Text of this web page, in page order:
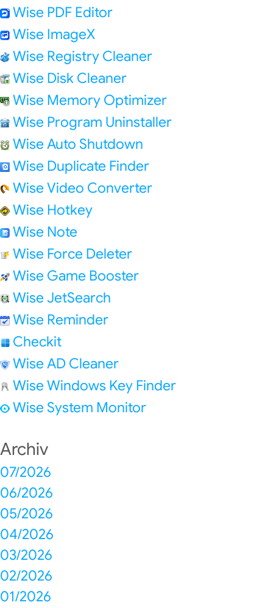
Wise PDF Editor
Wise ImageX
Wise Registry Cleaner
Wise Disk Cleaner
Wise Memory Optimizer
Wise Program Uninstaller
Wise Auto Shutdown
Wise Duplicate Finder
Wise Video Converter
Wise Hotkey
Wise Note
Wise Force Deleter
Wise Game Booster
Wise JetSearch
Wise Reminder
Checkit
Wise AD Cleaner
Wise Windows Key Finder
Wise System Monitor
Archiv
07/2026
06/2026
05/2026
04/2026
03/2026
02/2026
01/2026